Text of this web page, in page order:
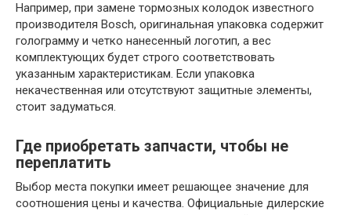
Например, при замене тормозных колодок известного
производителя Bosch, оригинальная упаковка содержит
голограмму и четко нанесенный логотип, а вес
комплектующих будет строго соответствовать
указанным характеристикам. Если упаковка
некачественная или отсутствуют защитные элементы,
стоит задуматься.
Где приобретать запчасти, чтобы не
переплатить
Выбор места покупки имеет решающее значение для
соотношения цены и качества. Официальные дилерские